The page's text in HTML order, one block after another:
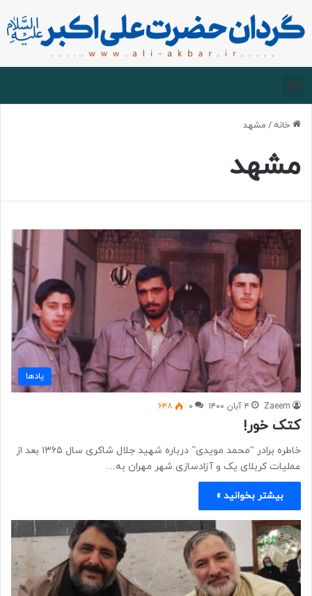
خانه / مشهد
مشهد
یادها
Zaeem ۴ آبان ۱۴۰۰ ۰ ۶۴۸
کتک خور!
خاطره برادر “محمد مویدی” درباره شهید جلال شاکری سال ۱۳۶۵ بعد از
عملیات کربلای یک و آزادسازی شهر مهران به…
بیشتر بخوانید »